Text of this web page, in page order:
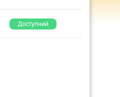
Доступний